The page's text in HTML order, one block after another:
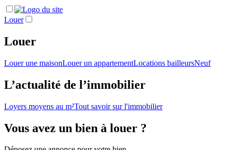
Louer
Louer
Louer une maisonLouer un appartementLocations bailleursNeuf
L’actualité de l’immobilier
Loyers moyens au m²Tout savoir sur l'immobilier
Vous avez un bien à louer ?